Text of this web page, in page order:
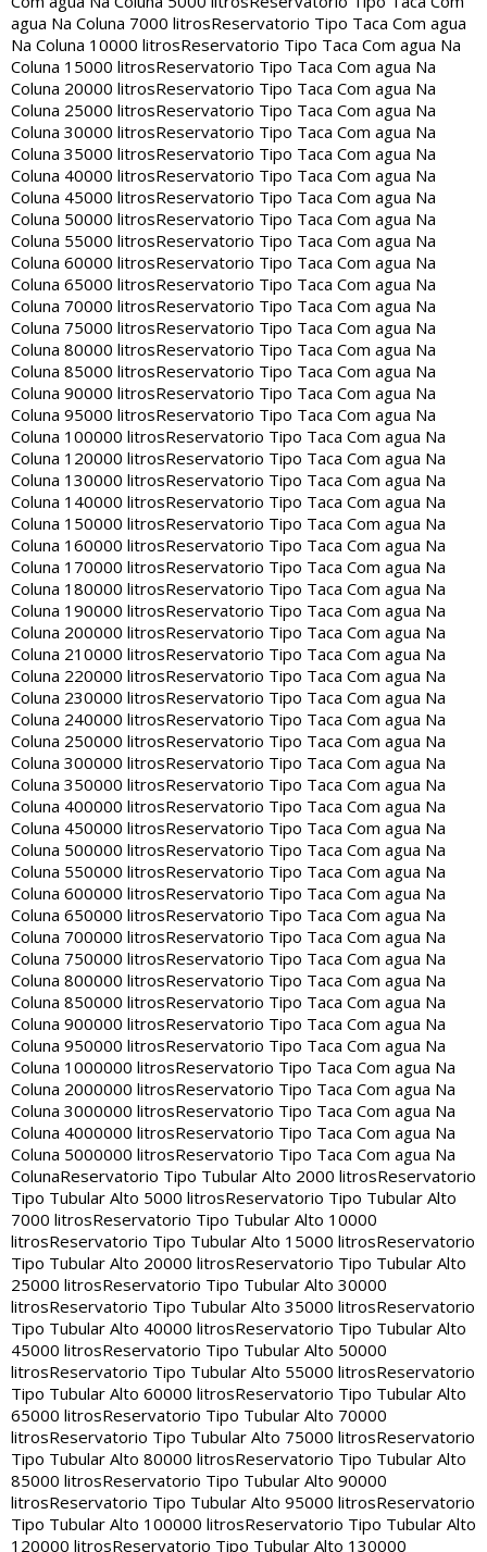
agua Na Coluna 7000 litrosReservatorio Tipo Taca Com agua
Na Coluna 10000 litrosReservatorio Tipo Taca Com agua Na
Coluna 15000 litrosReservatorio Tipo Taca Com agua Na
Coluna 20000 litrosReservatorio Tipo Taca Com agua Na
Coluna 25000 litrosReservatorio Tipo Taca Com agua Na
Coluna 30000 litrosReservatorio Tipo Taca Com agua Na
Coluna 35000 litrosReservatorio Tipo Taca Com agua Na
Coluna 40000 litrosReservatorio Tipo Taca Com agua Na
Coluna 45000 litrosReservatorio Tipo Taca Com agua Na
Coluna 50000 litrosReservatorio Tipo Taca Com agua Na
Coluna 55000 litrosReservatorio Tipo Taca Com agua Na
Coluna 60000 litrosReservatorio Tipo Taca Com agua Na
Coluna 65000 litrosReservatorio Tipo Taca Com agua Na
Coluna 70000 litrosReservatorio Tipo Taca Com agua Na
Coluna 75000 litrosReservatorio Tipo Taca Com agua Na
Coluna 80000 litrosReservatorio Tipo Taca Com agua Na
Coluna 85000 litrosReservatorio Tipo Taca Com agua Na
Coluna 90000 litrosReservatorio Tipo Taca Com agua Na
Coluna 95000 litrosReservatorio Tipo Taca Com agua Na
Coluna 100000 litrosReservatorio Tipo Taca Com agua Na
Coluna 120000 litrosReservatorio Tipo Taca Com agua Na
Coluna 130000 litrosReservatorio Tipo Taca Com agua Na
Coluna 140000 litrosReservatorio Tipo Taca Com agua Na
Coluna 150000 litrosReservatorio Tipo Taca Com agua Na
Coluna 160000 litrosReservatorio Tipo Taca Com agua Na
Coluna 170000 litrosReservatorio Tipo Taca Com agua Na
Coluna 180000 litrosReservatorio Tipo Taca Com agua Na
Coluna 190000 litrosReservatorio Tipo Taca Com agua Na
Coluna 200000 litrosReservatorio Tipo Taca Com agua Na
Coluna 210000 litrosReservatorio Tipo Taca Com agua Na
Coluna 220000 litrosReservatorio Tipo Taca Com agua Na
Coluna 230000 litrosReservatorio Tipo Taca Com agua Na
Coluna 240000 litrosReservatorio Tipo Taca Com agua Na
Coluna 250000 litrosReservatorio Tipo Taca Com agua Na
Coluna 300000 litrosReservatorio Tipo Taca Com agua Na
Coluna 350000 litrosReservatorio Tipo Taca Com agua Na
Coluna 400000 litrosReservatorio Tipo Taca Com agua Na
Coluna 450000 litrosReservatorio Tipo Taca Com agua Na
Coluna 500000 litrosReservatorio Tipo Taca Com agua Na
Coluna 550000 litrosReservatorio Tipo Taca Com agua Na
Coluna 600000 litrosReservatorio Tipo Taca Com agua Na
Coluna 650000 litrosReservatorio Tipo Taca Com agua Na
Coluna 700000 litrosReservatorio Tipo Taca Com agua Na
Coluna 750000 litrosReservatorio Tipo Taca Com agua Na
Coluna 800000 litrosReservatorio Tipo Taca Com agua Na
Coluna 850000 litrosReservatorio Tipo Taca Com agua Na
Coluna 900000 litrosReservatorio Tipo Taca Com agua Na
Coluna 950000 litrosReservatorio Tipo Taca Com agua Na
Coluna 1000000 litrosReservatorio Tipo Taca Com agua Na
Coluna 2000000 litrosReservatorio Tipo Taca Com agua Na
Coluna 3000000 litrosReservatorio Tipo Taca Com agua Na
Coluna 4000000 litrosReservatorio Tipo Taca Com agua Na
Coluna 5000000 litrosReservatorio Tipo Taca Com agua Na
ColunaReservatorio Tipo Tubular Alto 2000 litrosReservatorio
Tipo Tubular Alto 5000 litrosReservatorio Tipo Tubular Alto
7000 litrosReservatorio Tipo Tubular Alto 10000
litrosReservatorio Tipo Tubular Alto 15000 litrosReservatorio
Tipo Tubular Alto 20000 litrosReservatorio Tipo Tubular Alto
25000 litrosReservatorio Tipo Tubular Alto 30000
litrosReservatorio Tipo Tubular Alto 35000 litrosReservatorio
Tipo Tubular Alto 40000 litrosReservatorio Tipo Tubular Alto
45000 litrosReservatorio Tipo Tubular Alto 50000
litrosReservatorio Tipo Tubular Alto 55000 litrosReservatorio
Tipo Tubular Alto 60000 litrosReservatorio Tipo Tubular Alto
65000 litrosReservatorio Tipo Tubular Alto 70000
litrosReservatorio Tipo Tubular Alto 75000 litrosReservatorio
Tipo Tubular Alto 80000 litrosReservatorio Tipo Tubular Alto
85000 litrosReservatorio Tipo Tubular Alto 90000
litrosReservatorio Tipo Tubular Alto 95000 litrosReservatorio
Tipo Tubular Alto 100000 litrosReservatorio Tipo Tubular Alto
120000 litrosReservatorio Tipo Tubular Alto 130000